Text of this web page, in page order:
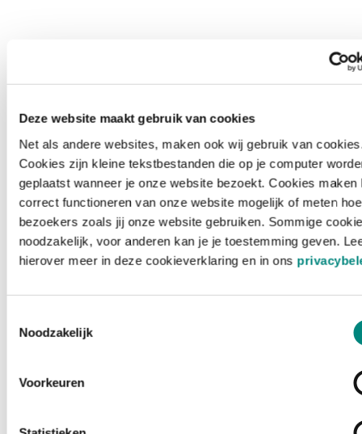
Deze website maakt gebruik van cookies
Net als andere websites, maken ook wij gebruik van
Cookies zijn kleine tekstbestanden die op je computer
geplaatst wanneer je onze website bezoekt. Cookies maken
correct functioneren van onze website mogelijk of meten hoe
bezoekers zoals jij onze website gebruiken. Sommige
noodzakelijk, voor anderen kan je je toestemming geven.
hierover meer in deze cookieverklaring en in ons
Noodzakelijk
Voorkeuren